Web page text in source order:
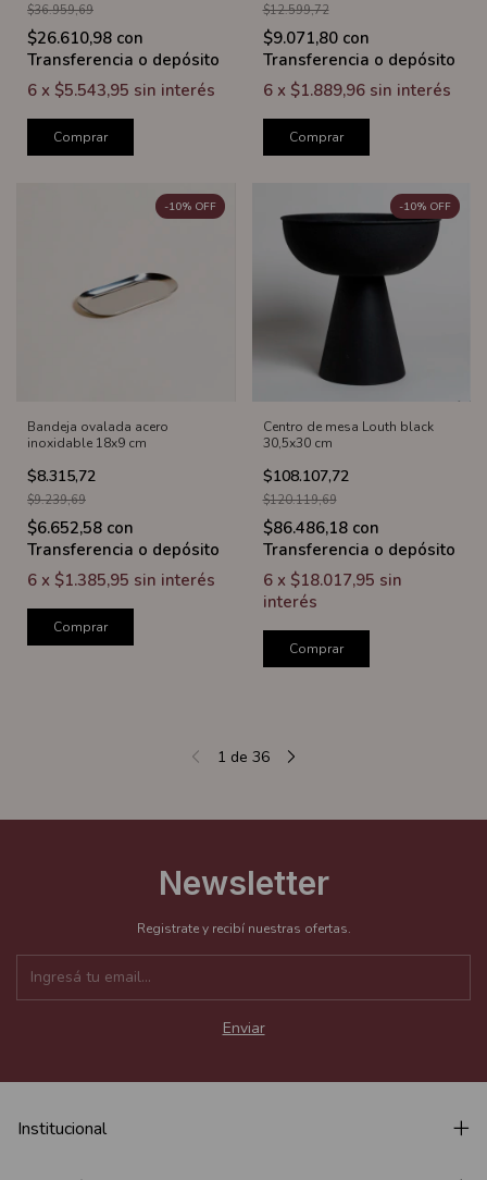
$36.959,69
$26.610,98 con
Transferencia o depósito
6 x $5.543,95 sin interés
Comprar
$12.599,72
$9.071,80 con
Transferencia o depósito
6 x $1.889,96 sin interés
Comprar
Bandeja ovalada acero
inoxidable 18x9 cm
$8.315,72
-10% OFF
$9.239,69
$6.652,58 con
Transferencia o depósito
6 x $1.385,95 sin interés
Comprar
Centro de mesa Louth black
30,5x30 cm
$108.107,72
-10% OFF
$120.119,69
$86.486,18 con
Transferencia o depósito
6 x $18.017,95 sin
interés
Comprar
1 de 36
Newsletter
Registrate y recibí nuestras ofertas.
Institucional